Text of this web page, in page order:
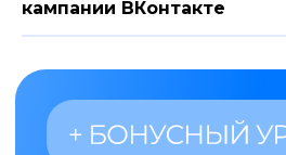
кампании ВКонтакте
Новичкам на удаленке